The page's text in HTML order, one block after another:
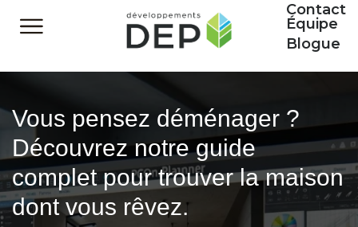
Blogue
Équipe
Contact
Vous pensez déménager ?
Découvrez notre guide
complet pour trouver la maison
dont vous rêvez.